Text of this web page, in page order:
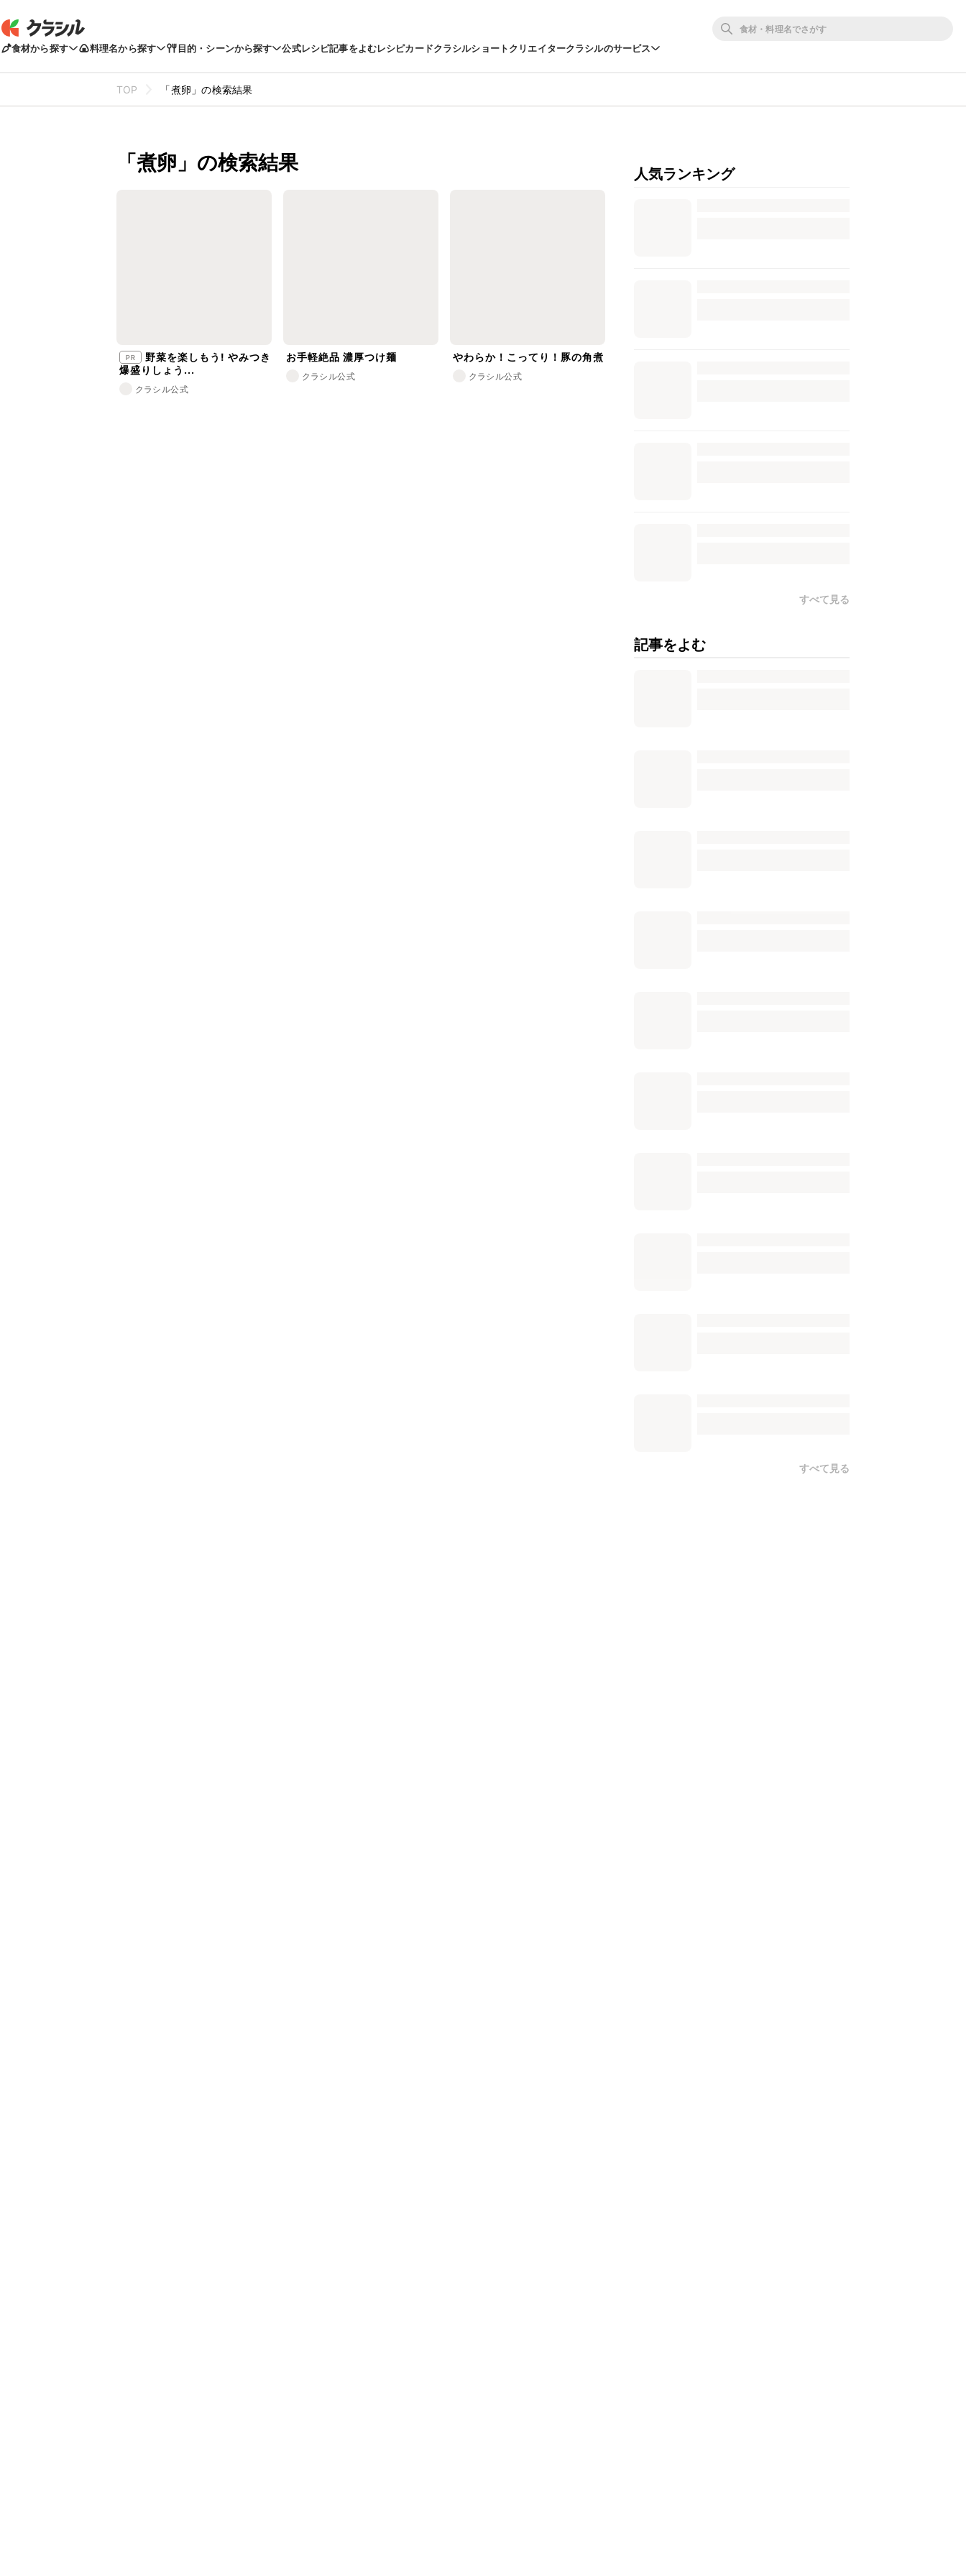
食材から探す 料理名から探す 目的・シーンから探す 公式レシピ記事をよむレシピカードクラシルショートクリエイタークラシルのサービス
TOP 「煮卵」の検索結果
「煮卵」の検索結果
野菜を楽しもう! やみつき
爆盛りしょう...
クラシル公式
お手軽絶品 濃厚つけ麺
クラシル公式
やわらか！こってり！豚の角煮
クラシル公式
人気ランキング
すべて見る
記事をよむ
すべて見る